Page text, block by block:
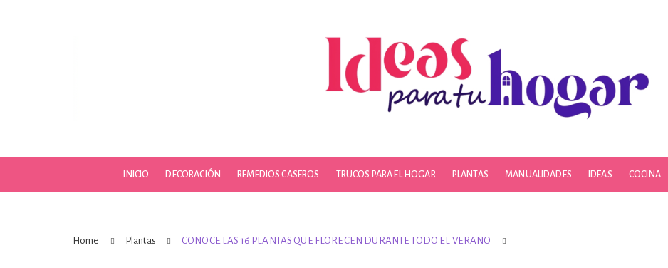
INICIO DECORACIÓN REMEDIOS CASEROS TRUCOS PARA EL HOGAR PLANTAS MANUALIDADES IDEAS COCINA
Home Plantas CONOCE LAS 16 PLANTAS QUE FLORECEN DURANTE TODO EL VERANO